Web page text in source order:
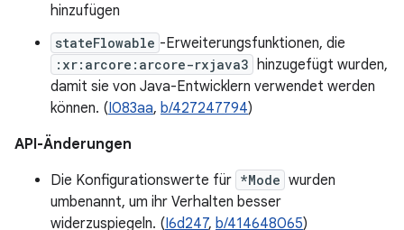
hinzufügen
stateFlowable -Erweiterungsfunktionen, die
:xr:arcore:arcore-rxjava3 hinzugefügt wurden,
damit sie von Java-Entwicklern verwendet werden
können. (I083aa, b/427247794)
API-Änderungen
Die Konfigurationswerte für *Mode wurden
umbenannt, um ihr Verhalten besser
widerzuspiegeln. (I6d247, b/414648065)